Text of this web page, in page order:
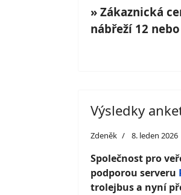
» Zákaznická
nábřeží 12
Výsledky
Zdeněk 8. leden 2026
Společnost pro
podporou serveru
trolejbus a nyní